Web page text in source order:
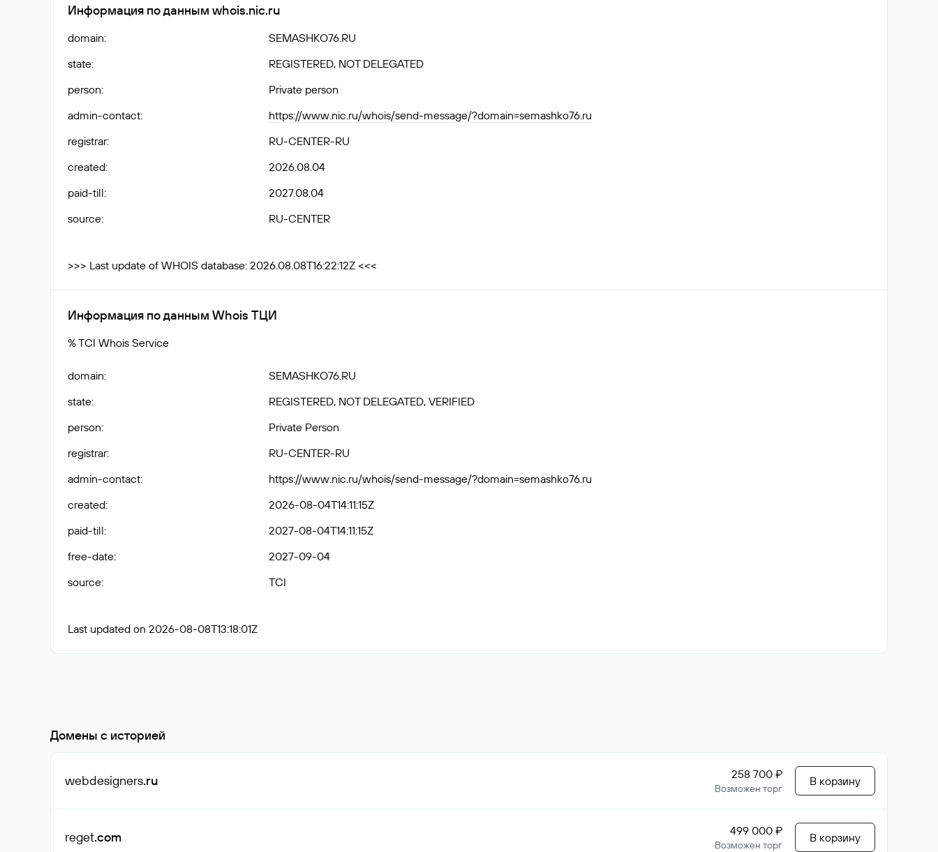
Информация по данным whois.nic.ru
domain:
SEMASHKO76.RU
state:
REGISTERED, NOT DELEGATED
person:
Private person
admin-contact:
https://www.nic.ru/whois/send-message/?domain=semashko76.ru
registrar:
RU-CENTER-RU
created:
2026.08.04
paid-till:
2027.08.04
source: RU-CENTER
>>> Last update of WHOIS database: 2026.08.08T16:22:12Z <<<
Информация по данным Whois ТЦИ
% TCI Whois Service
domain:
SEMASHKO76.RU
state:
REGISTERED, NOT DELEGATED, VERIFIED
person:
Private Person
registrar:
RU-CENTER-RU
admin-contact:
https://www.nic.ru/whois/send-message/?domain=semashko76.ru
created:
2026-08-04T14:11:15Z
paid-till:
2027-08-04T14:11:15Z
free-date:
2027-09-04
source: TCI
Last updated on 2026-08-08T13:18:01Z
Домены с историей
webdesigners.ru 258 700 ₽
Возможен торг
В корзину
reget.com 499 000 ₽
Возможен торг
В корзину